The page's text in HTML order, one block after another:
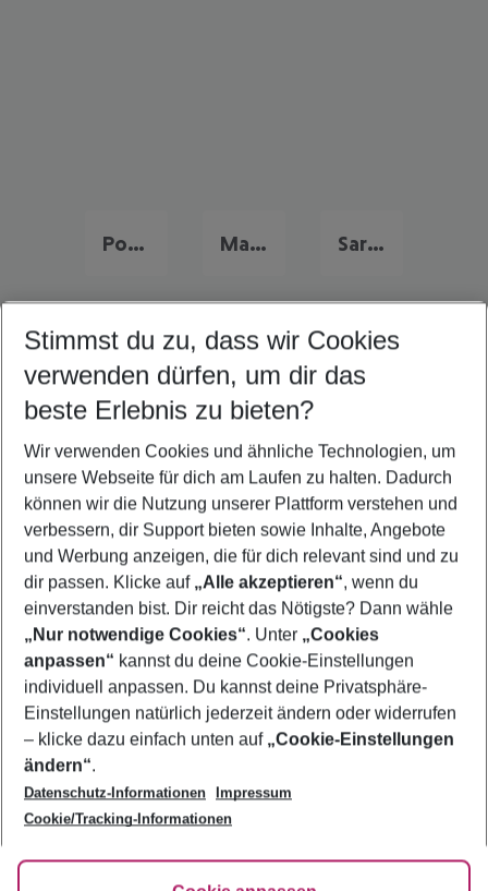
Portugal Urlaub Malta Urlaub Sardinien Urlaub
Quicklinks
Last Minute Sevilla
Pauschalreisen Sevilla
Familienurlaub Sevilla
Frübucher Angebote Sevilla für 2026
Flug & Hotel Sevilla
Footer
Footer navigation
Über uns
AGB
Bestpreisgarantie
Cookie-Einstellungen ändern
Cookie-Richtlinie
Agenturbetreuung
Barrierefreies Reisen
Folge uns
Stimmst du zu, dass wir Cookies
verwenden dürfen, um dir das
beste Erlebnis zu bieten?
Wir verwenden Cookies und ähnliche Technologien, um
unsere Webseite für dich am Laufen zu halten. Dadurch
können wir die Nutzung unserer Plattform verstehen und
verbessern, dir Support bieten sowie Inhalte, Angebote
und Werbung anzeigen, die für dich relevant sind und zu
dir passen. Klicke auf „Alle akzeptieren“, wenn du
einverstanden bist. Dir reicht das Nötigste? Dann wähle
„Nur notwendige Cookies“. Unter „Cookies
anpassen“ kannst du deine Cookie-Einstellungen
individuell anpassen. Du kannst deine Privatsphäre-
Einstellungen natürlich jederzeit ändern oder widerrufen
– klicke dazu einfach unten auf „Cookie-Einstellungen
ändern“.
Datenschutz-Informationen
Impressum
Cookie/Tracking-Informationen